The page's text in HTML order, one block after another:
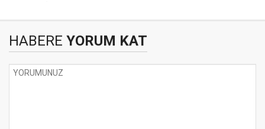
HABERE YORUM KAT